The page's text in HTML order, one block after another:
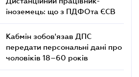
іноземець: що з ПДФОта ЄСВ
Кабмін зобов'язав ДПС
передати персональні дані про
чоловіків 18–60 років